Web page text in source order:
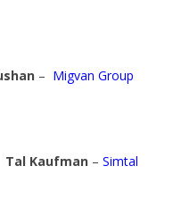
– Migvan Group
– Simtal